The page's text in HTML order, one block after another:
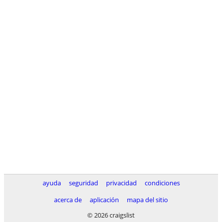
ayuda seguridad privacidad
condiciones
acerca de
aplicación
mapa del sitio
© 2026 craigslist